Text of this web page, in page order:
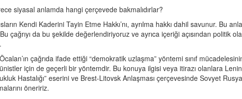
siyasal anlamda hangi çerçevede bakmalıdırlar?
Kendi Kaderini Tayin Etme Hakkı’nı, ayrılma hakkı dahil savunur. Bu
Bu çağrıyı da bu şekilde değerlendiriyoruz ve ayrıca içeriği açısından politik
çağrıda ifade ettiği “demokratik uzlaşma” yöntemi sınıf
için de geçerli bir yöntemdir. Bu konuya ilgisi veya itirazı olanlara
Hastalığı” eserini ve Brest-Litovsk Anlaşması çerçevesinde Sovyet
öneririz.